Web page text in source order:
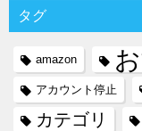
タグ
amazon
アカウント停止
カテゴリ